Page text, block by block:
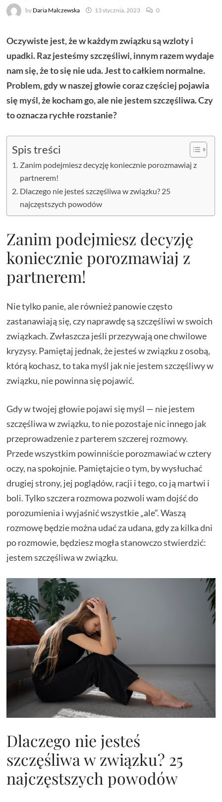
by Daria Malczewska 13 stycznia, 2023 0
Oczywiste jest, że w każdym związku są wzloty i
upadki. Raz jesteśmy szczęśliwi, innym razem wydaje
nam się, że to się nie uda. Jest to całkiem normalne.
Problem, gdy w naszej głowie coraz częściej pojawia
się myśl, że kocham go, ale nie jestem szczęśliwa. Czy
to oznacza rychłe rozstanie?
Spis treści
Zanim podejmiesz decyzję koniecznie porozmawiaj z
partnerem!
Dlaczego nie jesteś szczęśliwa w związku? 25
najczęstszych powodów
Zanim podejmiesz decyzję
koniecznie porozmawiaj z
partnerem!
Nie tylko panie, ale również panowie często
zastanawiają się, czy naprawdę są szczęśliwi w swoich
związkach. Zwłaszcza jeśli przezywają one chwilowe
kryzysy. Pamiętaj jednak, że jesteś w związku z osobą,
którą kochasz, to taka myśl jak nie jestem szczęśliwy w
związku, nie powinna się pojawić.
Gdy w twojej głowie pojawi się myśl — nie jestem
szczęśliwa w związku, to nie pozostaje nic innego jak
przeprowadzenie z parterem szczerej rozmowy.
Przede wszystkim powinniście porozmawiać w cztery
oczy, na spokojnie. Pamiętajcie o tym, by wysłuchać
drugiej strony, jej poglądów, racji i tego, co ją martwi i
boli. Tylko szczera rozmowa pozwoli wam dojść do
porozumienia i wyjaśnić wszystkie „ale”. Waszą
rozmowę będzie można udać za udana, gdy za kilka dni
po rozmowie, będziesz mogła stanowczo stwierdzić:
jestem szczęśliwa w związku.
Dlaczego nie jesteś
szczęśliwa w związku? 25
najczęstszych powodów